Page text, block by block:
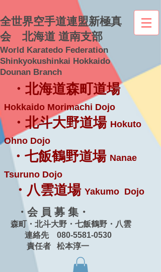
全世界空手道連盟新極真
会 北海道 道南支部
World Karatedo Federation
Shinkyokushinkai Hokkaido
Dounan Branch
・北海道森町道場
Hokkaido Morimachi Dojo
・北斗大野道場 Hokuto
Ohno Dojo
・七飯鶴野道場 Nanae
Tsuruno Dojo
・八雲道場 Yakumo Dojo
・会 員 募 集・
森町・北斗大野・七飯鶴野・八雲
連絡先 080-5581-0530
責任者 松本淳一